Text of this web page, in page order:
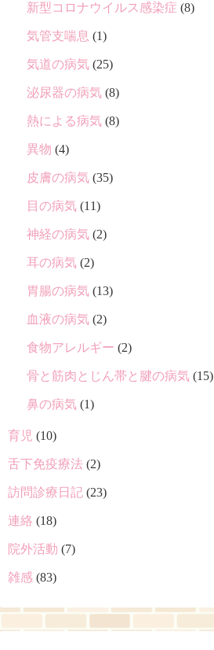
新型コロナウイルス感染症 (8)
気管支喘息 (1)
気道の病気 (25)
泌尿器の病気 (8)
熱による病気 (8)
異物 (4)
皮膚の病気 (35)
目の病気 (11)
神経の病気 (2)
耳の病気 (2)
胃腸の病気 (13)
血液の病気 (2)
食物アレルギー (2)
骨と筋肉とじん帯と腱の病気 (15)
鼻の病気 (1)
育児 (10)
舌下免疫療法 (2)
訪問診療日記 (23)
連絡 (18)
院外活動 (7)
雑感 (83)